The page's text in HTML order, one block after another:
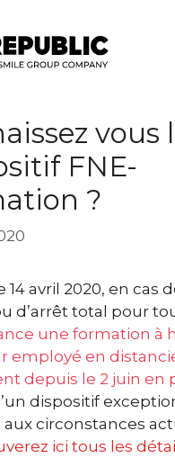
vous
FNE-
?
14 avril 2020, en cas
d’arrêt total pour
une formation à
employé en
depuis le 2 juin en
dispositif
aux circonstances
ici tous les